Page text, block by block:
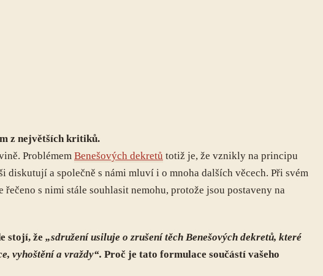
z největších kritiků.
Problémem Benešových dekretů totiž je, že vznikly na principu
a společně s námi mluví i o mnoha dalších věcech. Při svém
s nimi stále souhlasit nemohu, protože jsou postaveny na
stojí, že „sdružení usiluje o zrušení těch Benešových dekretů, které
vyhoštění a vraždy“. Proč je tato formulace součástí vašeho